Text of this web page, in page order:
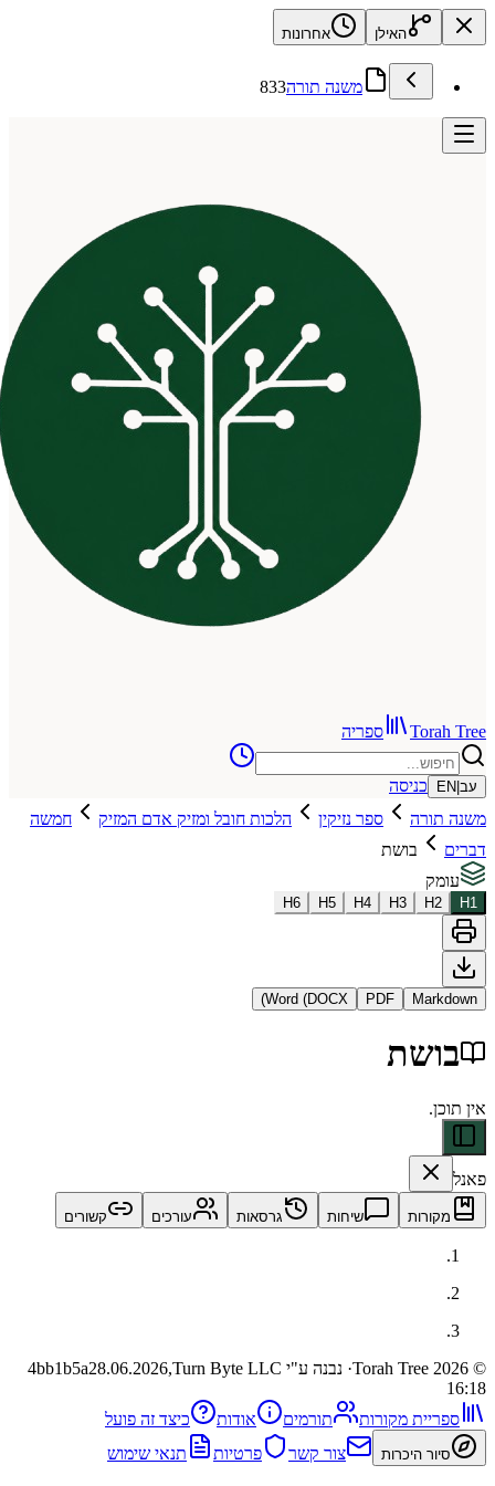
האילן אחרונות
משנה תורה833
ספריה
כניסה
ספר נזיקין הלכות חובל ומזיק אדם המזיק
חמשה
בושת
H3
H4
H5
H6
PDF
Word (DOCX)
שיחות גרסאות עורכים קשורים
· נבנה ע"י Turn Byte LLC 4bb1b5a28.06.2026,
מקורות תורמים אודות כיצד זה פועל
היכרות צור קשר פרטיות תנאי שימוש